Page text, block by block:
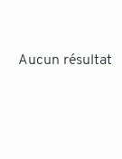
Aucun résultat